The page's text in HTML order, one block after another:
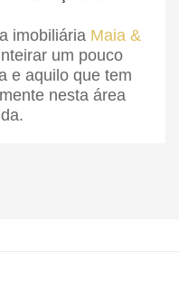
imobiliária Maia &
um pouco
e aquilo que tem
nesta área